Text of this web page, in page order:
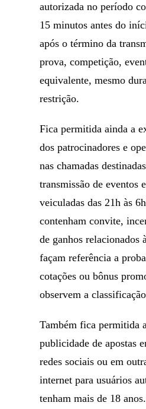
autorizada no período
15 minutos antes do
após o término da
prova, competição,
equivalente, mesmo
restrição.
Fica permitida ainda a
dos patrocinadores e
nas chamadas
transmissão de eventos
veiculadas das 21h às
contenham convite,
de ganhos relacionados
façam referência a
cotações ou bônus
observem a
Também fica permitida
publicidade de apostas
redes sociais ou em
internet para usuários
tenham mais de 18 anos.